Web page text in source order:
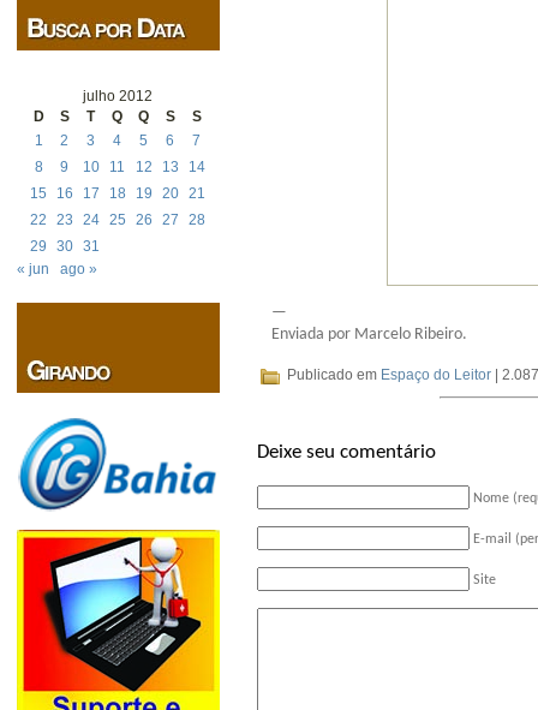
julho 2012
D
S T Q Q S
S
1
2 3 4 5 6
7
8
9 10 11 12 13
14
15
16 17 18 19 20 21
22
23 24 25 26 27
28
29
30 31
« jun
ago »
—
Enviada por Marcelo Ribeiro.
Publicado em Espaço do Leitor |
Deixe seu comentário
Nome
E-mail
Site